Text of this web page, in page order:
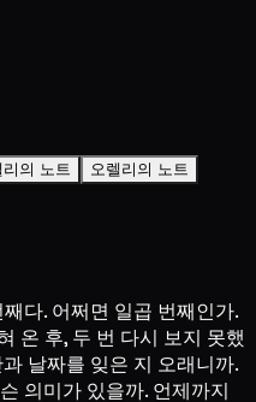
리의 노트
오렐리의 노트
다. 어쩌면 일곱 번째인가.
온 후, 두 번 다시 보지 못했
날짜를 잊은 지 오래니까.
의미가 있을까. 언제까지